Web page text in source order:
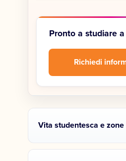
Pronto a studiare
Richiedi
Vita studentesca e zone